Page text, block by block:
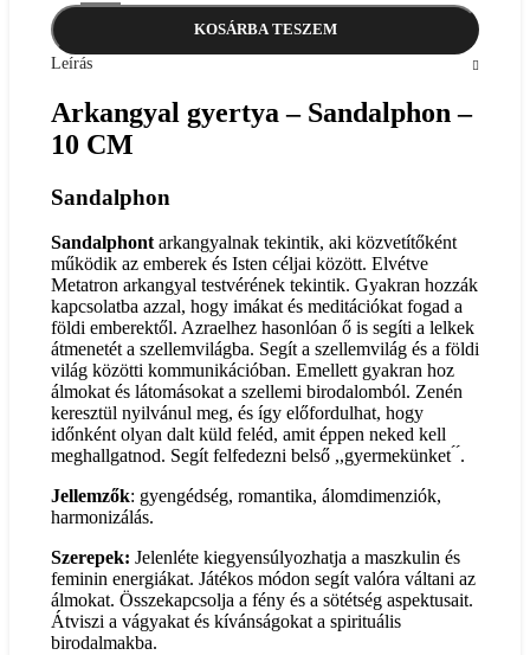
KOSÁRBA TESZEM
Leírás
Arkangyal gyertya – Sandalphon –
10 CM
Sandalphon
Sandalphont arkangyalnak tekintik, aki közvetítőként
működik az emberek és Isten céljai között. Elvétve
Metatron arkangyal testvérének tekintik. Gyakran hozzák
kapcsolatba azzal, hogy imákat és meditációkat fogad a
földi emberektől. Azraelhez hasonlóan ő is segíti a lelkek
átmenetét a szellemvilágba. Segít a szellemvilág és a földi
világ közötti kommunikációban. Emellett gyakran hoz
álmokat és látomásokat a szellemi birodalomból. Zenén
keresztül nyilvánul meg, és így előfordulhat, hogy
időnként olyan dalt küld feléd, amit éppen neked kell
meghallgatnod. Segít felfedezni belső ,,gyermekünket ́ ́.
Jellemzők: gyengédség, romantika, álomdimenziók,
harmonizálás.
Szerepek: Jelenléte kiegyensúlyozhatja a maszkulin és
feminin energiákat. Játékos módon segít valóra váltani az
álmokat. Összekapcsolja a fény és a sötétség aspektusait.
Átviszi a vágyakat és kívánságokat a spirituális
birodalmakba.